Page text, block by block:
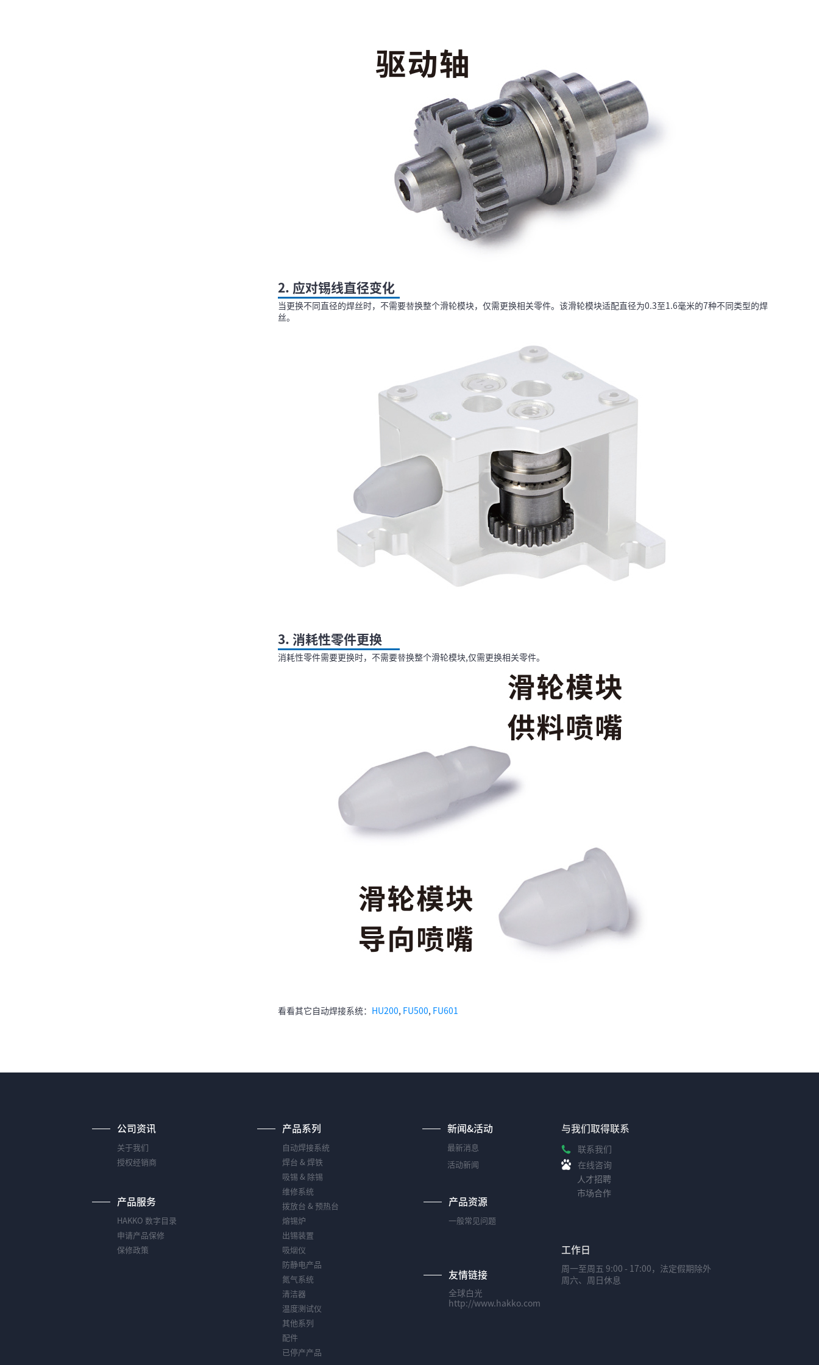
2. 应对锡线直径变化
当更换不同直径的焊丝时，不需要替换整个滑轮模块，仅需更换相关零件。该滑轮模块适配直径为0.3至1.6毫米的7种不同类型的焊
丝。
3. 消耗性零件更换
消耗性零件需要更换时，不需要替换整个滑轮模块,仅需更换相关零件。
看看其它自动焊接系统： HU200, FU500, FU601
公司资讯
关于我们
授权经销商
产品系列
自动焊接系统
焊台 & 焊铁
吸锡 & 除锡
维修系统
拨放台 & 预热台
熔锡炉
出锡装置
吸烟仪
防静电产品
氮气系统
清洁器
温度测试仪
其他系列
配件
已停产产品
新闻&活动
最新消息
活动新闻
产品服务
HAKKO 数字目录
申请产品保修
保修政策
产品资源
一般常见问题
友情链接
全球白光
http://www.hakko.com
与我们取得联系
联系我们
在线咨询
人才招聘
市场合作
工作日
周一至周五 9:00 - 17:00，法定假期除外
周六、周日休息